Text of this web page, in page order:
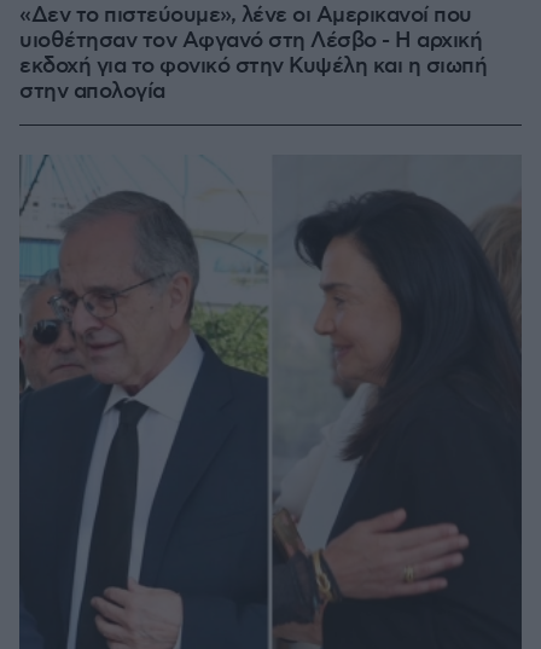
«Δεν το πιστεύουμε», λένε οι Αμερικανοί που
υιοθέτησαν τον Αφγανό στη Λέσβο - Η αρχική
εκδοχή για το φονικό στην Κυψέλη και η σιωπή
στην απολογία